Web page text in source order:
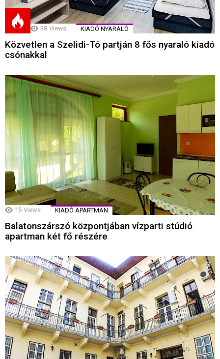
38 Views KIADÓ NYARALÓ
Közvetlen a Szelidi-Tó partján 8 fős nyaraló kiadó
csónakkal
15 Views KIADÓ APARTMAN
Balatonszárszó központjában vízparti stúdió
apartman két fő részére